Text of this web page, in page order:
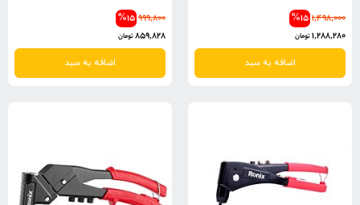
%15 1,498,000
1,288,280تومان
اضافه به سبد
%15 999,800
859,828تومان
اضافه به سبد